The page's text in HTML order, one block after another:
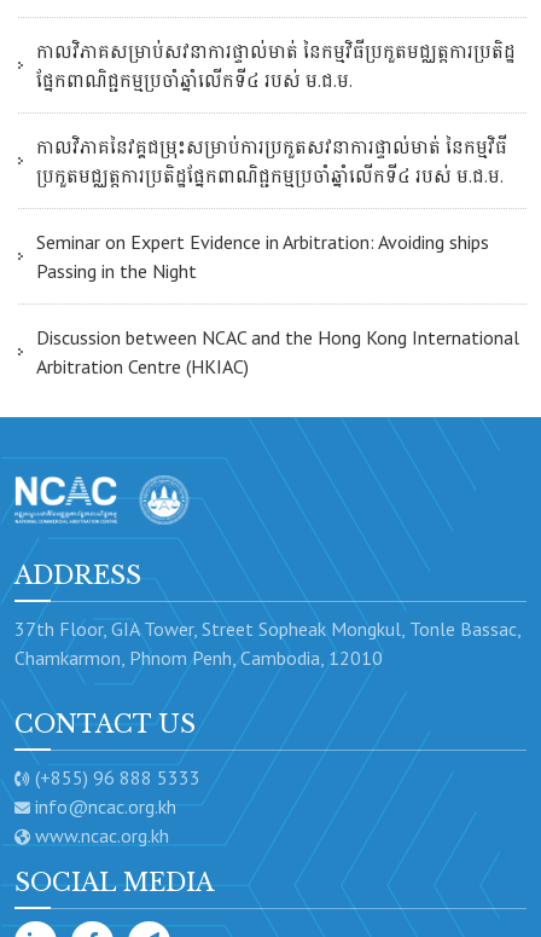
កាលវិភាគសម្រាប់សវនាការផ្ទាល់មាត់ នៃកម្មវិធីប្រកួតមជ្ឈត្តការប្រតិដ្ឋ
ផ្នែកពាណិជ្ជកម្មប្រចាំឆ្នាំលើកទី៤ របស់ ម.ជ.ម.
កាលវិភាគនៃវគ្គជម្រុះសម្រាប់ការប្រកួតសវនាការផ្ទាល់មាត់ នៃកម្មវិធី
ប្រកួតមជ្ឈត្តការប្រតិដ្ឋផ្នែកពាណិជ្ជកម្មប្រចាំឆ្នាំលើកទី៤ របស់ ម.ជ.ម.
Seminar on Expert Evidence in Arbitration: Avoiding ships
Passing in the Night
Discussion between NCAC and the Hong Kong International
Arbitration Centre (HKIAC)
ADDRESS
37th Floor, GIA Tower, Street Sopheak Mongkul, Tonle Bassac,
Chamkarmon, Phnom Penh, Cambodia, 12010
CONTACT US
(+855) 96 888 5333
info@ncac.org.kh
www.ncac.org.kh
SOCIAL MEDIA